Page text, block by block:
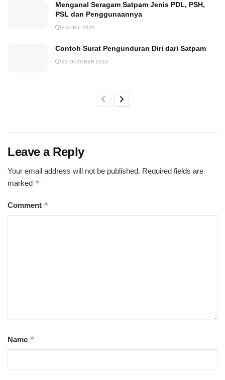
Menganal Seragam Satpam Jenis PDL, PSH,
PSL dan Penggunaannya
2 APRIL 2020
Contoh Surat Pengunduran Diri dari Satpam
23 OCTOBER 2019
Leave a Reply
Your email address will not be published. Required fields are
marked *
Comment *
Name *